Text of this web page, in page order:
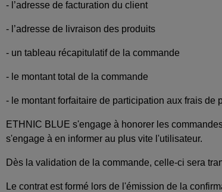
- l’adresse de facturation du client
- l’adresse de livraison des produits
- un tableau récapitulatif de la commande
- le montant total de la commande
- le montant forfaitaire de participation aux frais de
ETHNIC BLUE s'engage à honorer les
s'engage à en informer au plus vite l'utilisateur.
Dès la validation de la commande, celle-ci sera
Le contrat est formé lors de l'émission de la